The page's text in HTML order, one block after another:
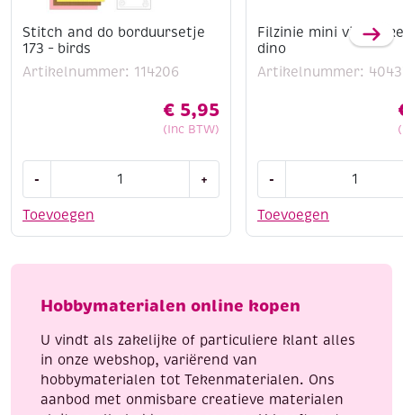
Stitch and do borduursetje
173 – birds
Artikelnummer: 114206
€ 5,95
(Inc BTW)
Toevoegen
-
do
-
aantal
+
Filzinie mini
dino
Artikelnummer:
Toevoegen
-
viltpakketje,
Hobbymaterialen online kopen
U vindt als zakelijke of particuliere klant alles
in onze webshop, variërend van
hobbymaterialen tot Tekenmaterialen. Ons
aanbod met onmisbare creatieve materialen